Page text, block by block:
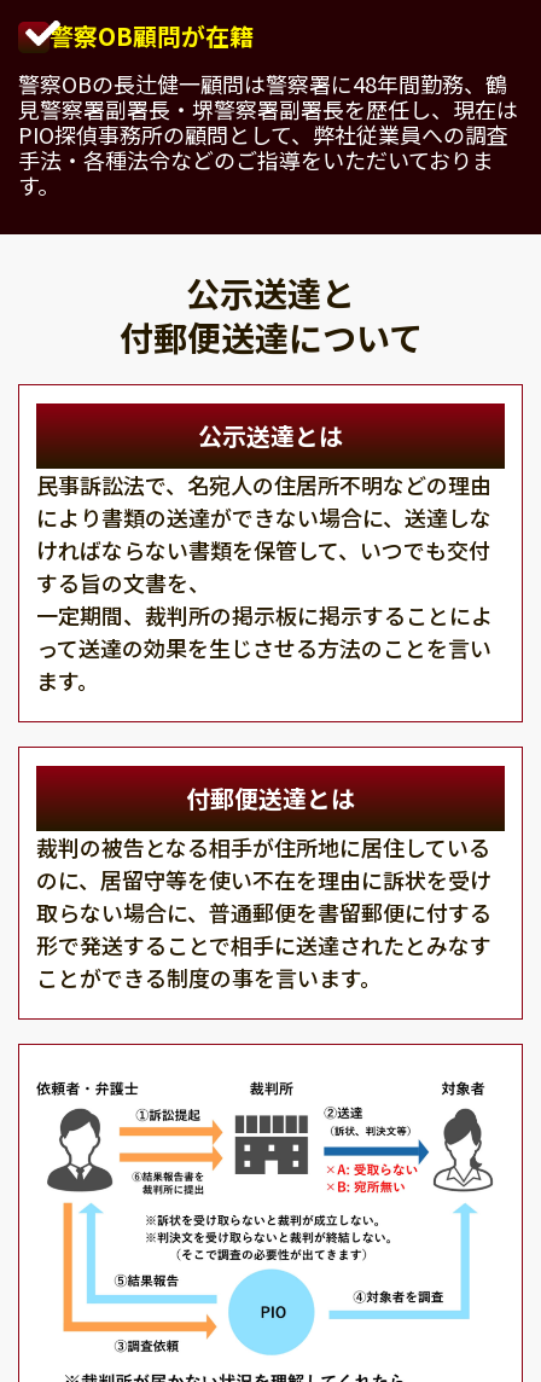
警察OB顧問が在籍
警察OBの長辻健一顧問は警察署に48年間勤務、鶴
見警察署副署長・堺警察署副署長を歴任し、現在は
PIO探偵事務所の顧問として、弊社従業員への調査
手法・各種法令などのご指導をいただいておりま
す。
公示送達と
付郵便送達について
公示送達とは
民事訴訟法で、名宛人の住居所不明などの理由
により書類の送達ができない場合に、送達しな
ければならない書類を保管して、いつでも交付
する旨の文書を、
一定期間、裁判所の掲示板に掲示することによ
って送達の効果を生じさせる方法のことを言い
ます。
付郵便送達とは
裁判の被告となる相手が住所地に居住している
のに、居留守等を使い不在を理由に訴状を受け
取らない場合に、普通郵便を書留郵便に付する
形で発送することで相手に送達されたとみなす
ことができる制度の事を言います。